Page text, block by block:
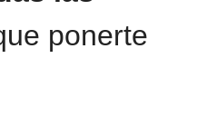
ponerte